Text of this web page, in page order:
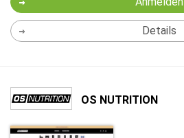
Details
OS NUTRITION